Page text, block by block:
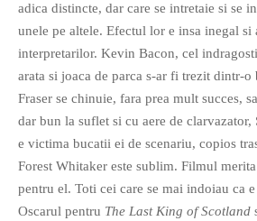
DESCARCĂ!
adica distincte, dar care se intretaie si se
unele pe altele. Efectul lor e insa inegal si
interpretarilor. Kevin Bacon, cel
arata si joaca de parca s-ar fi trezit dintr-o
Fraser se chinuie, fara prea mult succes,
dar bun la suflet si cu aere de
e victima bucatii ei de scenariu, copios
Forest Whitaker este sublim. Filmul
pentru el. Toti cei care se mai indoiau ca
Oscarul pentru The Last King of Scotland